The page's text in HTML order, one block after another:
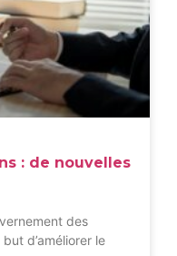
: de nouvelles
des
d’améliorer le